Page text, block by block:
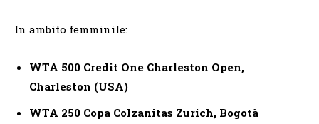
In ambito femminile:
WTA 500 Credit One Charleston Open,
Charleston (USA)
WTA 250 Copa Colzanitas Zurich, Bogotà